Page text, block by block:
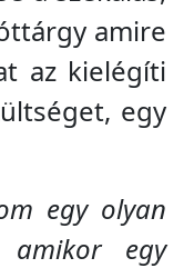
amire
az kielégíti
egy
egy olyan
amikor egy